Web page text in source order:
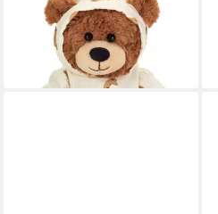
Kuscheltier Schlafanzugbär
Leonie, 30 cm
32,10 €
lieferbar - in 2-3 Werktagen bei dir